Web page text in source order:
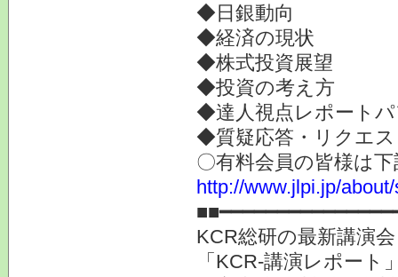
◆日銀動向
◆経済の現状
◆株式投資展望
◆投資の考え方
◆達人視点レポート
◆質疑応答・リクエ
〇有料会員の皆様は
http://www.jlpi.jp/
KCR総研の最新講演
「KCR-講演レポート